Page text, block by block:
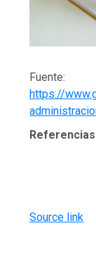
Fuente:
https://
Source link